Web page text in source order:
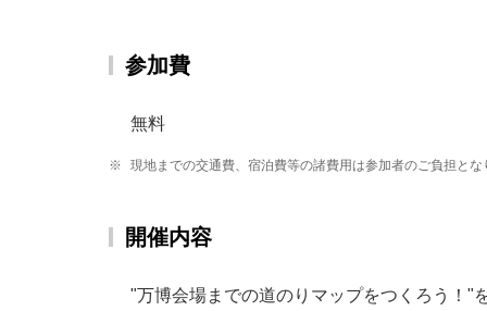
参加費
無料
※ 現地までの交通費、宿泊費等の諸費用は参加者のご負担とな
開催内容
"万博会場までの道のりマップをつくろう！"